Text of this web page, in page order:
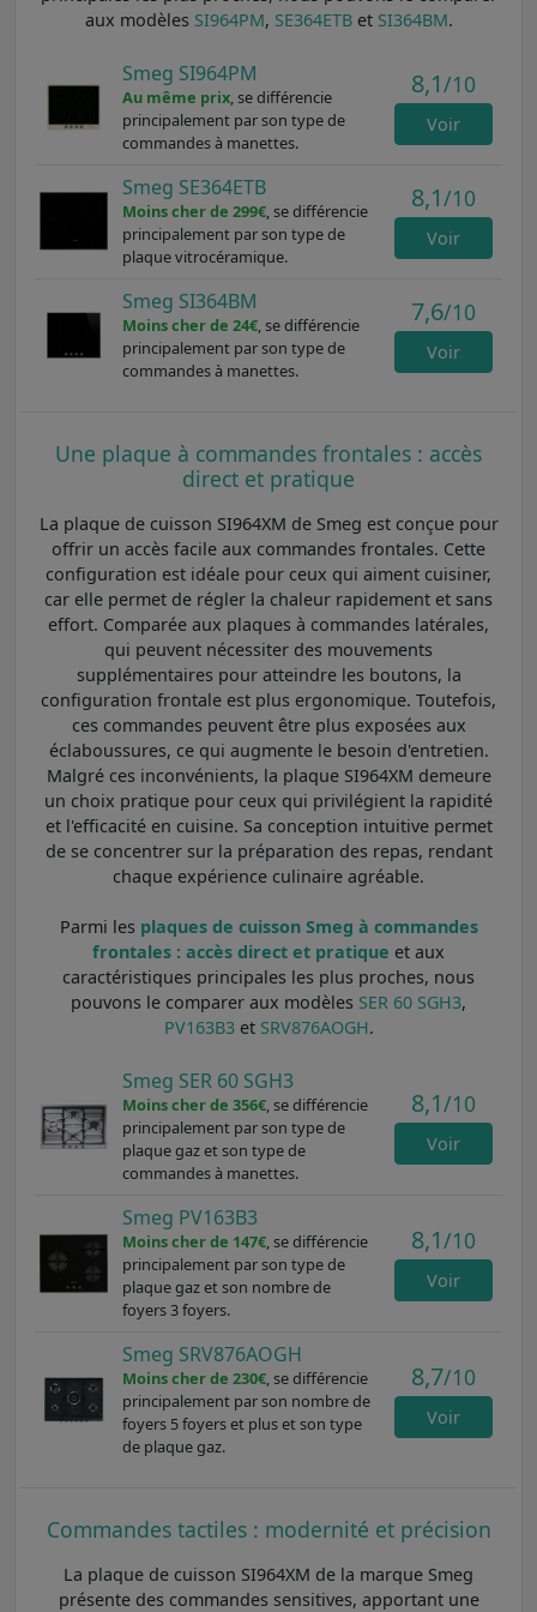
aux modèles SI964PM, SE364ETBet SI364BM.
Smeg SI964PM
Au même prix, se différencie
principalement par son type de
commandes à manettes.
8,1/10
Voir
Smeg SE364ETB
Moins cher de 299€, se différencie
principalement par son type de
plaque vitrocéramique.
8,1/10
Voir
Smeg SI364BM
Moins cher de 24€, se différencie
principalement par son type de
commandes à manettes.
7,6/10
Voir
Une plaque à commandes frontales : accès
direct et pratique
La plaque de cuisson SI964XM de Smeg est conçue pour
offrir un accès facile aux commandes frontales. Cette
configuration est idéale pour ceux qui aiment cuisiner,
car elle permet de régler la chaleur rapidement et sans
effort. Comparée aux plaques à commandes latérales,
qui peuvent nécessiter des mouvements
supplémentaires pour atteindre les boutons, la
configuration frontale est plus ergonomique. Toutefois,
ces commandes peuvent être plus exposées aux
éclaboussures, ce qui augmente le besoin d'entretien.
Malgré ces inconvénients, la plaque SI964XM demeure
un choix pratique pour ceux qui privilégient la rapidité
et l'efficacité en cuisine. Sa conception intuitive permet
de se concentrer sur la préparation des repas, rendant
chaque expérience culinaire agréable.
Parmi les plaques de cuisson Smeg à commandes
frontales : accès direct et pratique et aux
caractéristiques principales les plus proches, nous
pouvons le comparer aux modèles SER 60 SGH3,
PV163B3et SRV876AOGH.
Smeg SER 60 SGH3
Moins cher de 356€, se différencie
principalement par son type de
plaque gaz et son type de
commandes à manettes.
8,1/10
Voir
Smeg PV163B3
Moins cher de 147€, se différencie
principalement par son type de
plaque gaz et son nombre de
foyers 3 foyers.
8,1/10
Voir
Smeg SRV876AOGH
Moins cher de 230€, se différencie
principalement par son nombre de
foyers 5 foyers et plus et son type
de plaque gaz.
8,7/10
Voir
Commandes tactiles : modernité et précision
La plaque de cuisson SI964XM de la marque Smeg
présente des commandes sensitives, apportant une